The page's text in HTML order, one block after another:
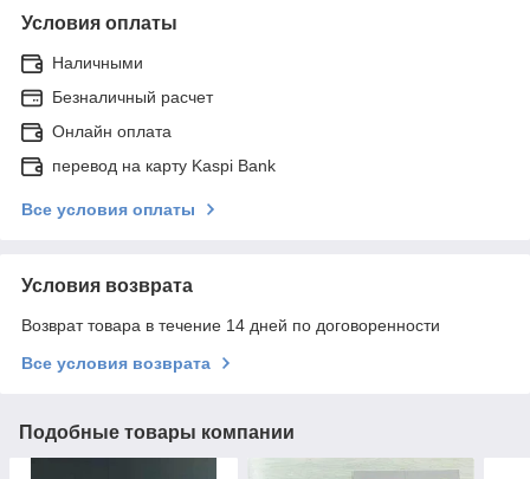
Условия оплаты
Наличными
Безналичный расчет
Онлайн оплата
перевод на карту Kaspi Bank
Все условия оплаты
Условия возврата
Возврат товара в течение 14 дней по договоренности
Все условия возврата
Подобные товары компании